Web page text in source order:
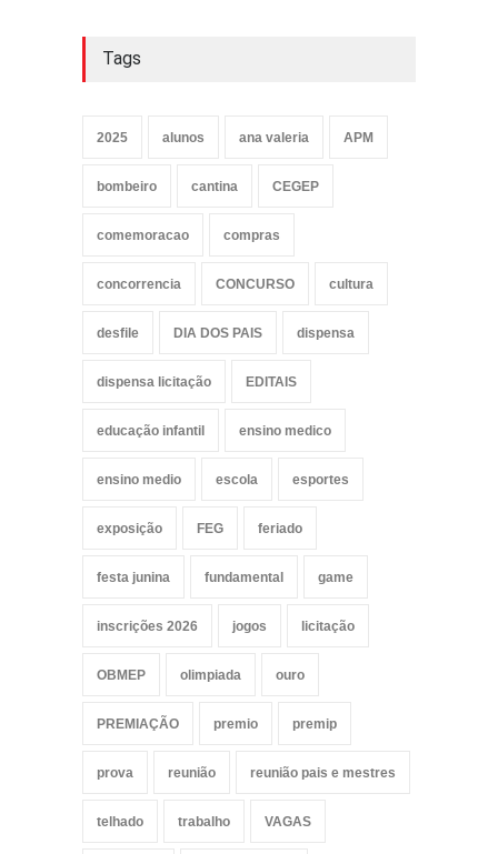
Tags
2025 alunos ana valeria APM
bombeiro cantina CEGEP
comemoracao compras
concorrencia CONCURSO cultura
desfile DIA DOS PAIS dispensa
dispensa licitação EDITAIS
educação infantil ensino medico
ensino medio escola esportes
exposição FEG feriado
festa junina fundamental game
inscrições 2026 jogos licitação
OBMEP olimpiada ouro
PREMIAÇÃO premio premip
prova reunião reunião pais e mestres
telhado trabalho VAGAS